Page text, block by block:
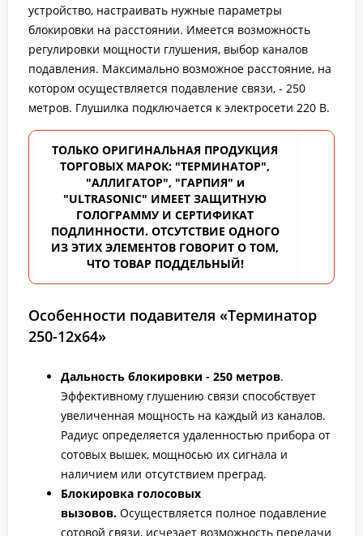
устройство, настраивать нужные параметры
блокировки на расстоянии. Имеется возможность
регулировки мощности глушения, выбор каналов
подавления. Максимально возможное расстояние, на
котором осуществляется подавление связи, - 250
метров. Глушилка подключается к электросети 220 В.
ТОЛЬКО ОРИГИНАЛЬНАЯ ПРОДУКЦИЯ
ТОРГОВЫХ МАРОК: "ТЕРМИНАТОР",
"АЛЛИГАТОР", "ГАРПИЯ" и
"ULTRASONIC" ИМЕЕТ ЗАЩИТНУЮ
ГОЛОГРАММУ И СЕРТИФИКАТ
ПОДЛИННОСТИ. ОТСУТСТВИЕ ОДНОГО
ИЗ ЭТИХ ЭЛЕМЕНТОВ ГОВОРИТ О ТОМ,
ЧТО ТОВАР ПОДДЕЛЬНЫЙ!
Особенности подавителя «Терминатор
250-12х64»
Дальность блокировки - 250 метров.
Эффективному глушению связи способствует
увеличенная мощность на каждый из каналов.
Радиус определяется удаленностью прибора от
сотовых вышек, мощносью их сигнала и
наличием или отсутствием преград.
Блокировка голосовых
вызовов. Осуществляется полное подавление
сотовой связи, исчезает возможность передачи